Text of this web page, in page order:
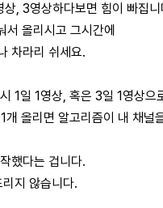
, 3영상하다보면 힘이 빠집니
서 올리시고 그시간에
차라리 쉬세요.
1일 1영상, 혹은 3일 1영상으
올리면 알고리즘이 내 채널
했다는 겁니다.
지 않습니다.